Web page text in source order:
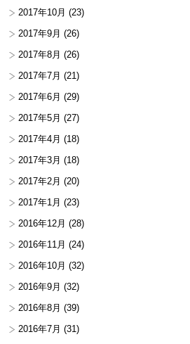
2017年10月 (23)
2017年9月 (26)
2017年8月 (26)
2017年7月 (21)
2017年6月 (29)
2017年5月 (27)
2017年4月 (18)
2017年3月 (18)
2017年2月 (20)
2017年1月 (23)
2016年12月 (28)
2016年11月 (24)
2016年10月 (32)
2016年9月 (32)
2016年8月 (39)
2016年7月 (31)